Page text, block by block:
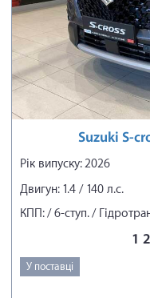
Suzuki S-
Рік випуску: 2026
Двигун: 1.4 / 140 л.с.
КПП: / 6-ступ. /
1
У поставці